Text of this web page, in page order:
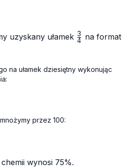
uzyskany ułamek \frac{3}
4
3
na format
na ułamek dziesiętny wykonując
przez 100:
wynosi 75%.